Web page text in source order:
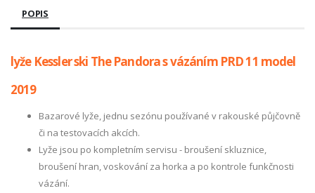
POPIS
lyže Kessler ski The Pandora s vázáním PRD 11 model
2019
Bazarové lyže, jednu sezónu používané v rakouské půjčovně
či na testovacích akcích.
Lyže jsou po kompletním servisu - broušení skluznice,
broušení hran, voskování za horka a po kontrole funkčnosti
vázání.